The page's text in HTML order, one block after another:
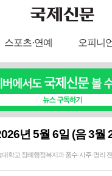
스포츠·연예 오피니
년 5월 6일 (음 3월
학교 장례행정복지과 풍수·사주·명리 전